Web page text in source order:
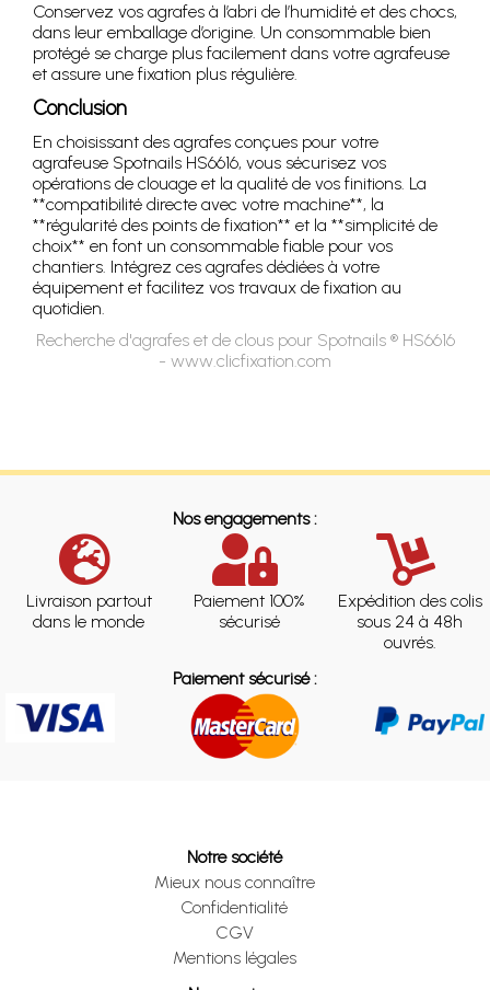
Conservez vos agrafes à l’abri de l’humidité et des chocs,
dans leur emballage d’origine. Un consommable bien
protégé se charge plus facilement dans votre agrafeuse
et assure une fixation plus régulière.
Conclusion
En choisissant des agrafes conçues pour votre
agrafeuse Spotnails HS6616, vous sécurisez vos
opérations de clouage et la qualité de vos finitions. La
**compatibilité directe avec votre machine**, la
**régularité des points de fixation** et la **simplicité de
choix** en font un consommable fiable pour vos
chantiers. Intégrez ces agrafes dédiées à votre
équipement et facilitez vos travaux de fixation au
quotidien.
Recherche d'agrafes et de clous pour Spotnails ® HS6616
- www.clicfixation.com
Nos engagements :
Livraison partout
dans le monde
Paiement 100%
sécurisé
Expédition des colis
sous 24 à 48h
ouvrés.
Paiement sécurisé :
Notre société
Mieux nous connaître
Confidentialité
CGV
Mentions légales